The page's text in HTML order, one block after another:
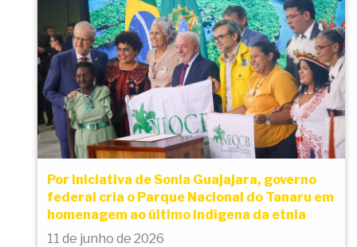
Por iniciativa de Sonia Guajajara, governo
federal cria o Parque Nacional do Tanaru em
homenagem ao último indígena da etnia
11 de junho de 2026